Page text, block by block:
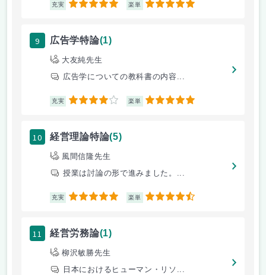
充実 5 楽単 5
9 広告学特論(1)
大友純先生
広告学についての教科書の内容...
充実 4 楽単 5
10 経営理論特論(5)
風間信隆先生
授業は討論の形で進みました。...
充実 5 楽単 4.5
11 経営労務論(1)
柳沢敏勝先生
日本におけるヒューマン・リソ...